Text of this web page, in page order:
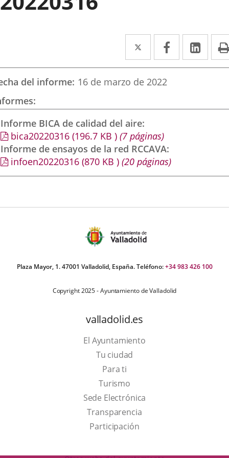
Twitter
Enlace
a
una
externa.
Facebook
Enlace
a
externa.
a
del informe 16 de marzo de 2022
Informe BICA de calidad del aire
bica20220316 (196.7 KB ) (7 páginas)
Informe de ensayos de la red RCCAVA
infoen20220316 (870 KB ) (20 páginas)
Plaza Mayor, 1. 47001 Valladolid, España. Teléfono:+34 983 426 100
Copyright 2025 - Ayuntamiento de Valladolid
valladolid.es
El Ayuntamiento
Tu ciudad
Para ti
TurismoThis
link
will
open
a
Sede Electrónica
Transparencia
Participación